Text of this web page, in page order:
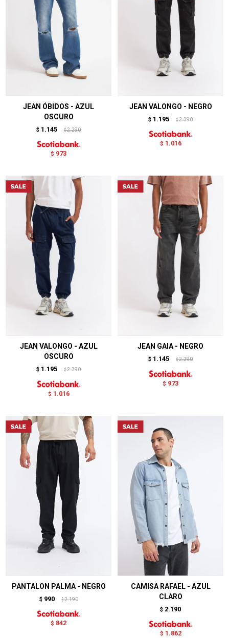
JEAN ÓBIDOS - AZUL
OSCURO
$ 1.145 $ 2.290
$ 973
JEAN VALONGO - NEGRO
$ 1.195 $ 2.390
$ 1.016
JEAN VALONGO - AZUL
OSCURO
$ 1.195 $ 2.390
$ 1.016
JEAN GAIA - NEGRO
$ 1.145 $ 2.290
$ 973
PANTALON PALMA - NEGRO
$ 990 $ 2.190
$ 842
CAMISA RAFAEL - AZUL
CLARO
$ 2.190
$ 1.862